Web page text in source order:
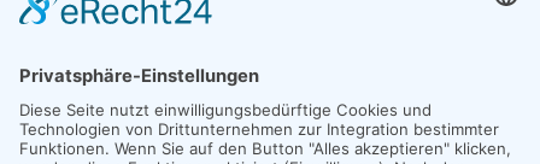
SATZUNG
Die aktuelle Satzung der Lebenshilfe für Menschen mit
geistiger Behinderung Neuwied-Andernach e. V. können
Siehier lesen und herunterladen.